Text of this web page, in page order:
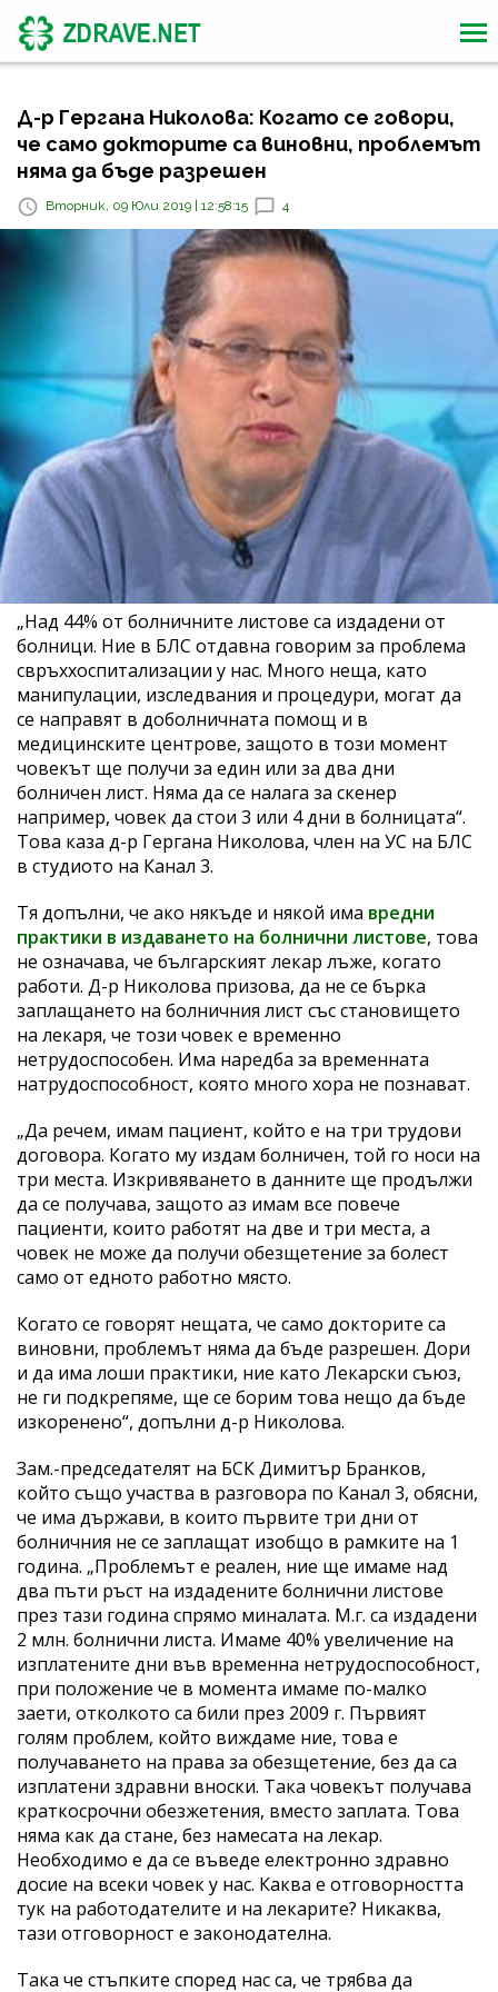
Д-р Гергана Николова: Когато се говори,
че само докторите са виновни, проблемът
няма да бъде разрешен
Вторник, 09 Юли 2019 | 12:58:15 4
„Над 44% от болничните листове са издадени от
болници. Ние в БЛС отдавна говорим за проблема
свръххоспитализации у нас. Много неща, като
манипулации, изследвания и процедури, могат да
се направят в доболничната помощ и в
медицинските центрове, защото в този момент
човекът ще получи за един или за два дни
болничен лист. Няма да се налага за скенер
например, човек да стои 3 или 4 дни в болницата“.
Това каза д-р Гергана Николова, член на УС на БЛС
в студиото на Канал 3.
Тя допълни, че ако някъде и някой има вредни
практики в издаването на болнични листове, това
не означава, че българският лекар лъже, когато
работи. Д-р Николова призова, да не се бърка
заплащането на болничния лист със становището
на лекаря, че този човек е временно
нетрудоспособен. Има наредба за временната
натрудоспособност, която много хора не познават.
„Да речем, имам пациент, който е на три трудови
договора. Когато му издам болничен, той го носи на
три места. Изкривяването в данните ще продължи
да се получава, защото аз имам все повече
пациенти, които работят на две и три места, а
човек не може да получи обезщетение за болест
само от едното работно място.
Когато се говорят нещата, че само докторите са
виновни, проблемът няма да бъде разрешен. Дори
и да има лоши практики, ние като Лекарски съюз,
не ги подкрепяме, ще се борим това нещо да бъде
изкоренено“, допълни д-р Николова.
Зам.-председателят на БСК Димитър Бранков,
който също участва в разговора по Канал 3, обясни,
че има държави, в които първите три дни от
болничния не се заплащат изобщо в рамките на 1
година. „Проблемът е реален, ние ще имаме над
два пъти ръст на издадените болнични листове
през тази година спрямо миналата. М.г. са издадени
2 млн. болнични листа. Имаме 40% увеличение на
изплатените дни във временна нетрудоспособност,
при положение че в момента имаме по-малко
заети, отколкото са били през 2009 г. Първият
голям проблем, който виждаме ние, това е
получаването на права за обезщетение, без да са
изплатени здравни вноски. Така човекът получава
краткосрочни обезжетения, вместо заплата. Това
няма как да стане, без намесата на лекар.
Необходимо е да се въведе електронно здравно
досие на всеки човек у нас. Каква е отговорността
тук на работодателите и на лекарите? Никаква,
тази отговорност е законодателна.
Така че стъпките според нас са, че трябва да